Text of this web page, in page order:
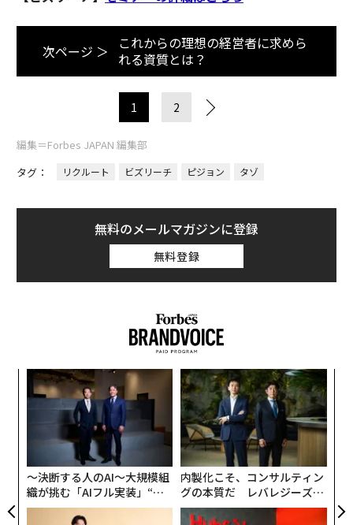
次ページ ＞
これからの理想の経営者に求めら
れる資質とは？
1 2
編集＝Forbes JAPAN 編集部
タグ：
リクルート ビズリーチ ピジョン タゾ
無料のメールマガジンに登録
無料登録
〜決断する人のAI〜大規模組
織が挑む「AIフル実装」“使
う”企業から“動く”企業へ【N
TTドコモビジネス×PwC】
内製化こそ、コンサルティン
グの本質だ レバレジーズが
実践する、次世代ファームの
全貌